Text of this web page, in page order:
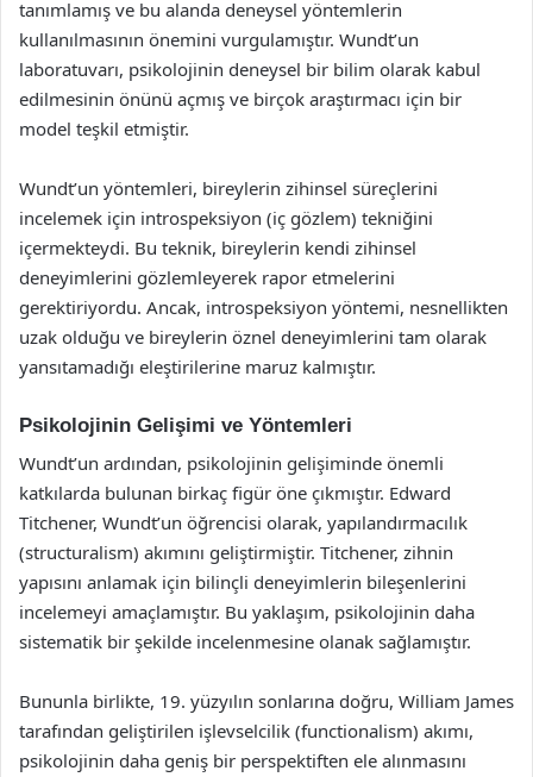
tanımlamış ve bu alanda deneysel yöntemlerin
kullanılmasının önemini vurgulamıştır. Wundt’un
laboratuvarı, psikolojinin deneysel bir bilim olarak kabul
edilmesinin önünü açmış ve birçok araştırmacı için bir
model teşkil etmiştir.
Wundt’un yöntemleri, bireylerin zihinsel süreçlerini
incelemek için introspeksiyon (iç gözlem) tekniğini
içermekteydi. Bu teknik, bireylerin kendi zihinsel
deneyimlerini gözlemleyerek rapor etmelerini
gerektiriyordu. Ancak, introspeksiyon yöntemi, nesnellikten
uzak olduğu ve bireylerin öznel deneyimlerini tam olarak
yansıtamadığı eleştirilerine maruz kalmıştır.
Psikolojinin Gelişimi ve Yöntemleri
Wundt’un ardından, psikolojinin gelişiminde önemli
katkılarda bulunan birkaç figür öne çıkmıştır. Edward
Titchener, Wundt’un öğrencisi olarak, yapılandırmacılık
(structuralism) akımını geliştirmiştir. Titchener, zihnin
yapısını anlamak için bilinçli deneyimlerin bileşenlerini
incelemeyi amaçlamıştır. Bu yaklaşım, psikolojinin daha
sistematik bir şekilde incelenmesine olanak sağlamıştır.
Bununla birlikte, 19. yüzyılın sonlarına doğru, William James
tarafından geliştirilen işlevselcilik (functionalism) akımı,
psikolojinin daha geniş bir perspektiften ele alınmasını